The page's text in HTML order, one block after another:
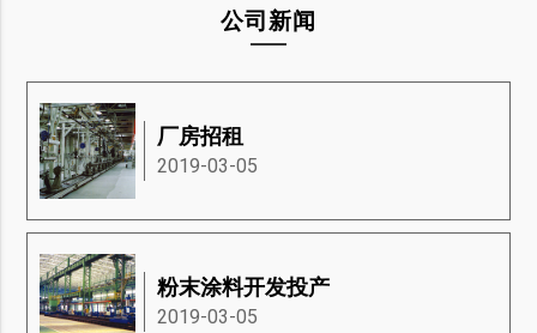
公司新闻
厂房招租
2019-03-05
粉末涂料开发投产
2019-03-05